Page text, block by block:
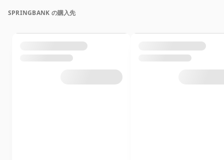
SPRINGBANK の購入先